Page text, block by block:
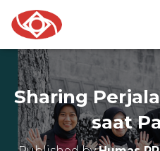
Sharing
saat